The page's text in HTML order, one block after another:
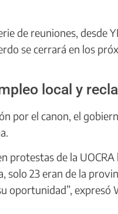
de reuniones, desde
se cerrará en los
local y
por el canon, el
protestas de la
solo 23 eran de la
oportunidad”, expresó